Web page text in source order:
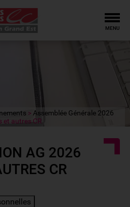
MENU
Assemblée Générale 2026
et autres CR
AG 2026
CR